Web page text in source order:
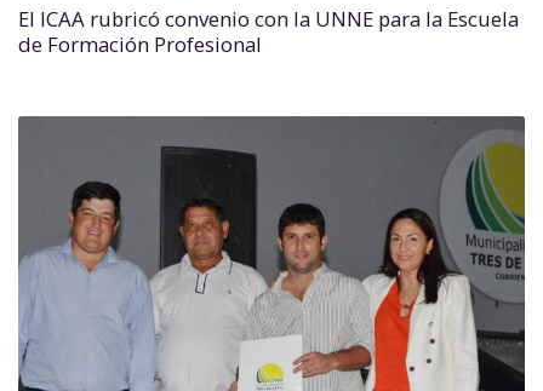
El ICAA rubricó convenio con la UNNE para la Escuela
de Formación Profesional